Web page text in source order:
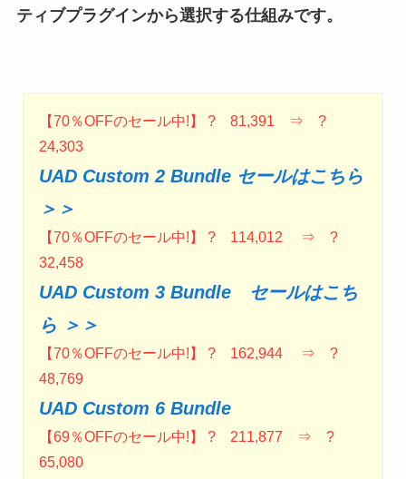
ティブプラグインから選択する仕組みです。
【70％OFFのセール中!】 ? 81,391 ⇒ ?
24,303
UAD Custom 2 Bundle セールはこちら
＞＞
【70％OFFのセール中!】 ? 114,012 ⇒ ?
32,458
UAD Custom 3 Bundle セールはこち
ら ＞＞
【70％OFFのセール中!】 ? 162,944 ⇒ ?
48,769
UAD Custom 6 Bundle
【69％OFFのセール中!】 ? 211,877 ⇒ ?
65,080